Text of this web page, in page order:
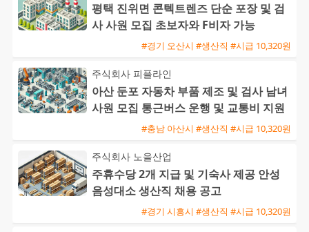
평택 진위면 콘텍트렌즈 단순 포장 및 검
사 사원 모집 초보자와 F비자 가능
#경기 오산시 #생산직 #시급 10,320원
주식회사 피플라인
아산 둔포 자동차 부품 제조 및 검사 남녀
사원 모집 통근버스 운행 및 교통비 지원
#충남 아산시 #생산직 #시급 10,320원
주식회사 노을산업
주휴수당 2개 지급 및 기숙사 제공 안성
음성대소 생산직 채용 공고
#경기 시흥시 #생산직 #시급 10,320원